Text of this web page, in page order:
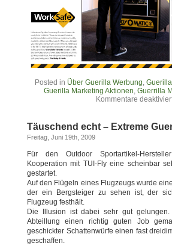
Posted in Über Guerilla Werbung,
Guerilla Marketing Aktionen, Guerrilla
Kommentare
Täuschend echt – Extreme
Freitag, Juni 19th, 2009
Für den Outdoor Sportartikel-
Kooperation mit TUI-Fly eine scheinbar
gestartet.
Auf den Flügeln eines Flugzeugs wurde
der ein Bergsteiger zu sehen ist, der
Flugzeug festhält.
Die Illusion ist dabei sehr gut
Abteillung einen richtig guten Job
geschickter Schattenwürfe einen fast
geschaffen.